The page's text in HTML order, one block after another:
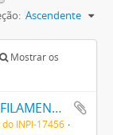
Ascendente
Mostrar os
APERFEIÇOAMENTOS EM FILAMENTOS PARA LAMPADAS DE INCANDESCENCIA E SEMELHANTES
INPI-17456